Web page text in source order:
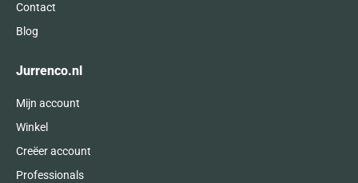
Contact
Blog
Jurrenco.nl
Mijn account
Winkel
Creëer account
Professionals